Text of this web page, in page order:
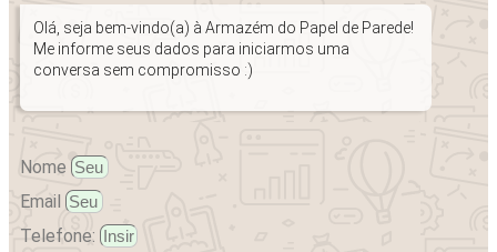
Olá, seja bem-vindo(a) à Armazém do Papel de Parede!
Me informe seus dados para iniciarmos uma
conversa sem compromisso :)
Nome
Email
Telefone: